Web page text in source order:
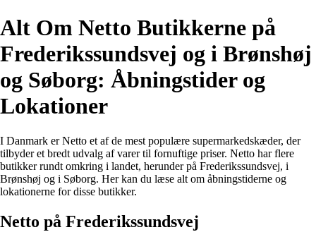
Alt Om Netto Butikkerne på
Frederikssundsvej og i Brønshøj
og Søborg: Åbningstider og
Lokationer
I Danmark er Netto et af de mest populære supermarkedskæder, der
tilbyder et bredt udvalg af varer til fornuftige priser. Netto har flere
butikker rundt omkring i landet, herunder på Frederikssundsvej, i
Brønshøj og i Søborg. Her kan du læse alt om åbningstiderne og
lokationerne for disse butikker.
Netto på Frederikssundsvej